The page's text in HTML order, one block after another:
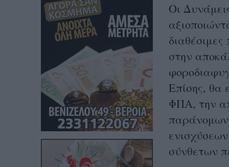
Οι
στην
Επίσης, θα
ΦΠΑ, την
παράνομων
σύνθετων